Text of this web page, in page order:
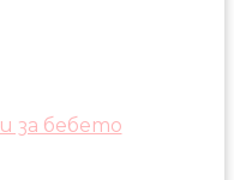
за бебето